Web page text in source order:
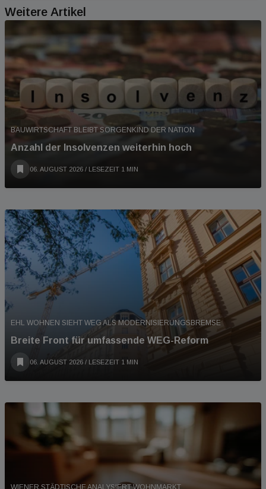
Weitere Artikel
BAUWIRTSCHAFT BLEIBT SORGENKIND DER NATION
Anzahl der Insolvenzen weiterhin hoch
06. AUGUST 2026 / LESEZEIT 1 MIN
EHL WOHNEN SIEHT WEG ALS MODERNISIERUNGSBREMSE
Breite Front für umfassende WEG-Reform
06. AUGUST 2026 / LESEZEIT 1 MIN
WIENER STÄDTISCHE ANALYSIERT WOHNMARKT